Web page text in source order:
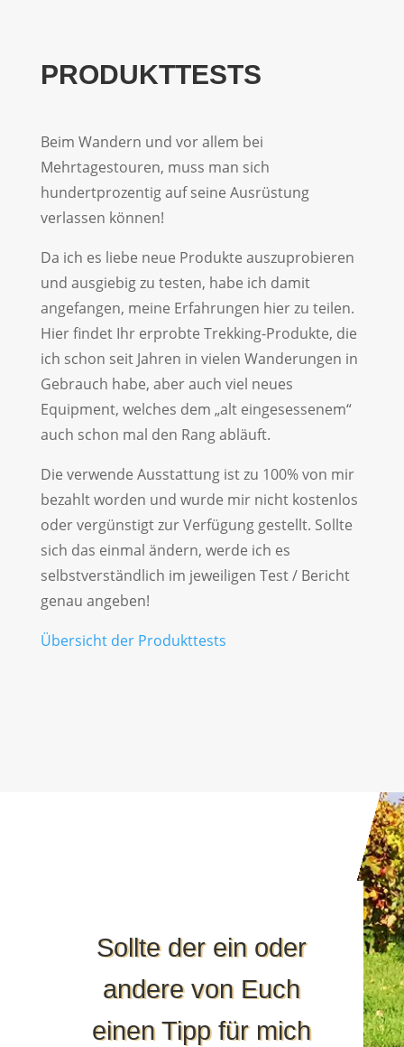
PRODUKTTESTS
Beim Wandern und vor allem bei
Mehrtagestouren, muss man sich
hundertprozentig auf seine Ausrüstung
verlassen können!
Da ich es liebe neue Produkte auszuprobieren
und ausgiebig zu testen, habe ich damit
angefangen, meine Erfahrungen hier zu teilen.
Hier findet Ihr erprobte Trekking-Produkte, die
ich schon seit Jahren in vielen Wanderungen in
Gebrauch habe, aber auch viel neues
Equipment, welches dem „alt eingesessenem“
auch schon mal den Rang abläuft.
Die verwende Ausstattung ist zu 100% von mir
bezahlt worden und wurde mir nicht kostenlos
oder vergünstigt zur Verfügung gestellt. Sollte
sich das einmal ändern, werde ich es
selbstverständlich im jeweiligen Test / Bericht
genau angeben!
Übersicht der Produkttests
Sollte der ein oder
andere von Euch
einen Tipp für mich